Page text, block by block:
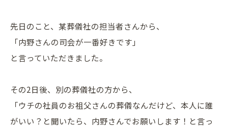
先日のこと、某葬儀社の担当者さんから、
「内野さんの司会が一番好きです」
と言っていただきました。
その2日後、別の葬儀社の方から、
「ウチの社員のお祖父さんの葬儀なんだけど、本人に誰
がいい？と聞いたら、内野さんでお願いします！と言っ